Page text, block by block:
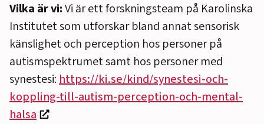
Vilka är vi:Vi är ett forskningsteam på Karolinska
Institutet som utforskar bland annat sensorisk
känslighet och perception hos personer på
autismspektrumet samt hos personer med
synestesi:https://ki.se/kind/synestesi-och-
koppling-till-autism-perception-och-mental-
halsa